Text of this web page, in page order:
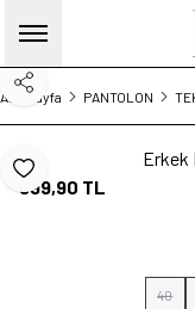
Ana Sayfa PANTOLON
Favoriye Ekle
Paylaş
Erkek
999,90 TL
40